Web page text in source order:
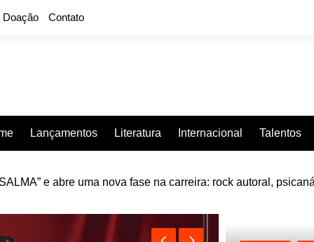
Doação Contato
Lançamentos Literatura Internacional Talentos
e abre uma nova fase na carreira: rock autoral,
“Projeção”, de 2010, nas plataformas digitais